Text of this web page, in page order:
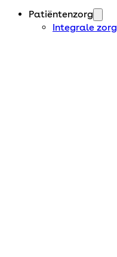
Patiëntenzorg
Integrale zorg